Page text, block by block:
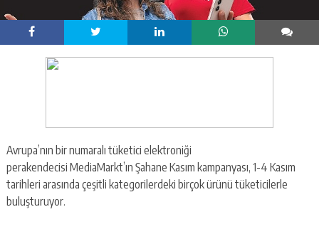
Avrupa’nın bir numaralı tüketici elektroniği
perakendecisi MediaMarkt’ın Şahane Kasım kampanyası, 1-4 Kasım
tarihleri arasında çeşitli kategorilerdeki birçok ürünü tüketicilerle
buluşturuyor.